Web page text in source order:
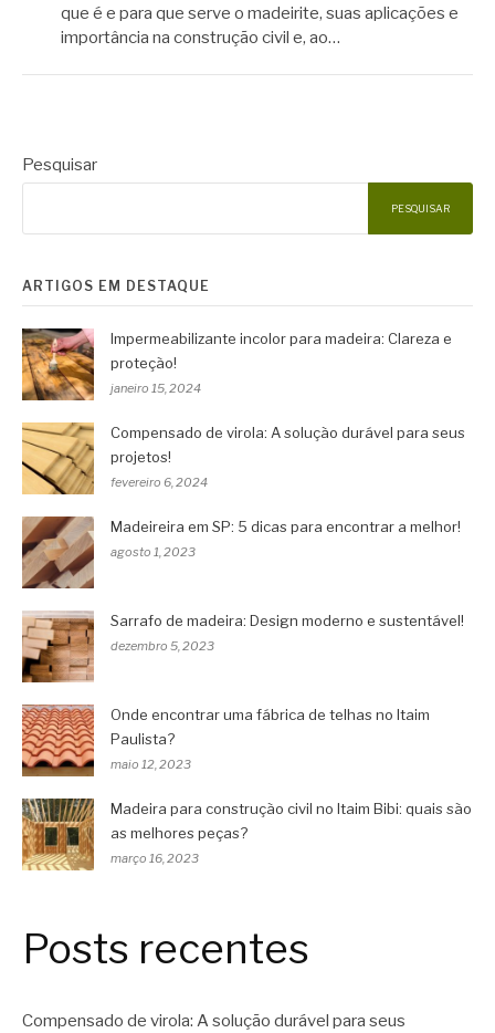
que é e para que serve o madeirite, suas aplicações e
importância na construção civil e, ao…
Pesquisar
PESQUISAR
ARTIGOS EM DESTAQUE
Impermeabilizante incolor para madeira: Clareza e
proteção!
janeiro 15, 2024
Compensado de virola: A solução durável para seus
projetos!
fevereiro 6, 2024
Madeireira em SP: 5 dicas para encontrar a melhor!
agosto 1, 2023
Sarrafo de madeira: Design moderno e sustentável!
dezembro 5, 2023
Onde encontrar uma fábrica de telhas no Itaim
Paulista?
maio 12, 2023
Madeira para construção civil no Itaim Bibi: quais são
as melhores peças?
março 16, 2023
Posts recentes
Compensado de virola: A solução durável para seus